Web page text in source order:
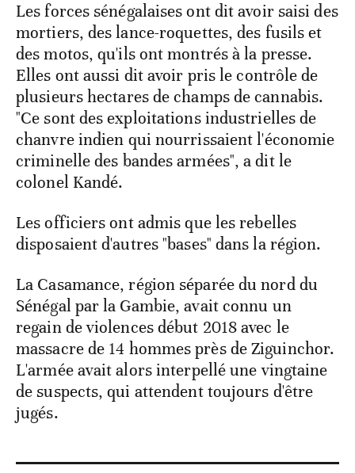
Les forces sénégalaises ont dit avoir saisi des
mortiers, des lance-roquettes, des fusils et
des motos, qu'ils ont montrés à la presse.
Elles ont aussi dit avoir pris le contrôle de
plusieurs hectares de champs de cannabis.
"Ce sont des exploitations industrielles de
chanvre indien qui nourrissaient l'économie
criminelle des bandes armées", a dit le
colonel Kandé.
Les officiers ont admis que les rebelles
disposaient d'autres "bases" dans la région.
La Casamance, région séparée du nord du
Sénégal par la Gambie, avait connu un
regain de violences début 2018 avec le
massacre de 14 hommes près de Ziguinchor.
L'armée avait alors interpellé une vingtaine
de suspects, qui attendent toujours d'être
jugés.